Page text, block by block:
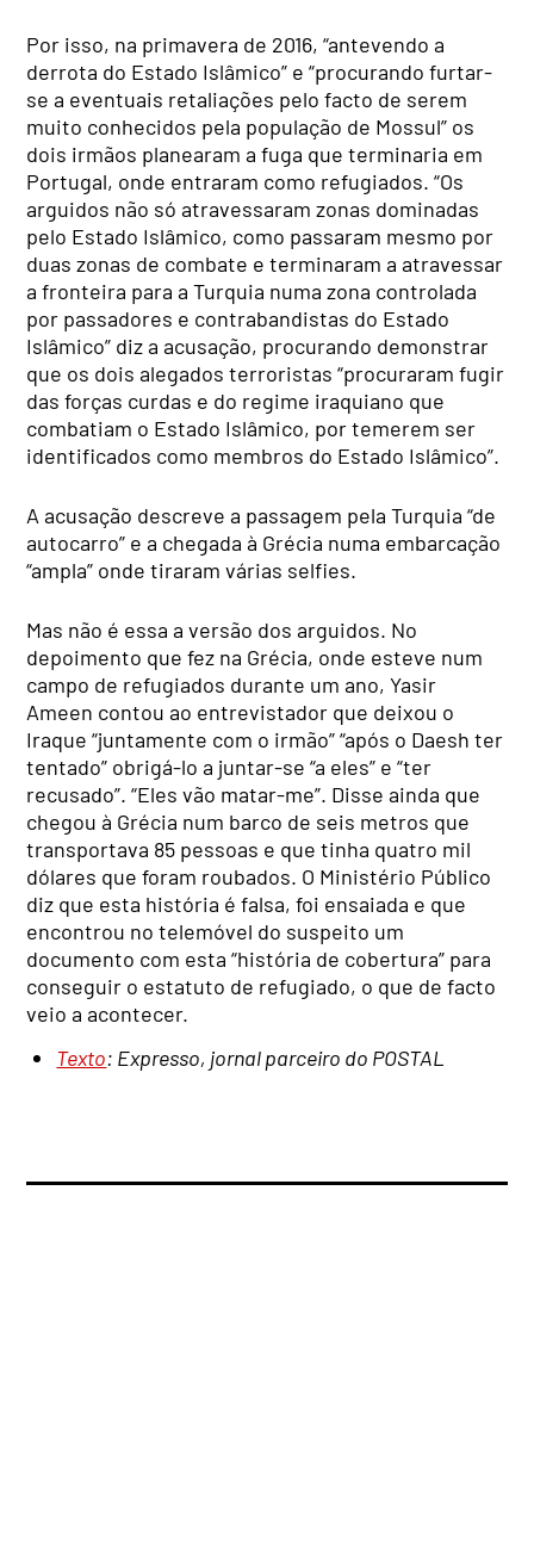
Por isso, na primavera de 2016, “antevendo a
derrota do Estado Islâmico” e “procurando furtar-
se a eventuais retaliações pelo facto de serem
muito conhecidos pela população de Mossul” os
dois irmãos planearam a fuga que terminaria em
Portugal, onde entraram como refugiados. “Os
arguidos não só atravessaram zonas dominadas
pelo Estado Islâmico, como passaram mesmo por
duas zonas de combate e terminaram a atravessar
a fronteira para a Turquia numa zona controlada
por passadores e contrabandistas do Estado
Islâmico” diz a acusação, procurando demonstrar
que os dois alegados terroristas “procuraram fugir
das forças curdas e do regime iraquiano que
combatiam o Estado Islâmico, por temerem ser
identificados como membros do Estado Islâmico”.
A acusação descreve a passagem pela Turquia “de
autocarro” e a chegada à Grécia numa embarcação
“ampla” onde tiraram várias selfies.
Mas não é essa a versão dos arguidos. No
depoimento que fez na Grécia, onde esteve num
campo de refugiados durante um ano, Yasir
Ameen contou ao entrevistador que deixou o
Iraque “juntamente com o irmão” “após o Daesh ter
tentado” obrigá-lo a juntar-se “a eles” e “ter
recusado”. “Eles vão matar-me”. Disse ainda que
chegou à Grécia num barco de seis metros que
transportava 85 pessoas e que tinha quatro mil
dólares que foram roubados. O Ministério Público
diz que esta história é falsa, foi ensaiada e que
encontrou no telemóvel do suspeito um
documento com esta “história de cobertura” para
conseguir o estatuto de refugiado, o que de facto
veio a acontecer.
Texto: Expresso, jornal parceiro do POSTAL